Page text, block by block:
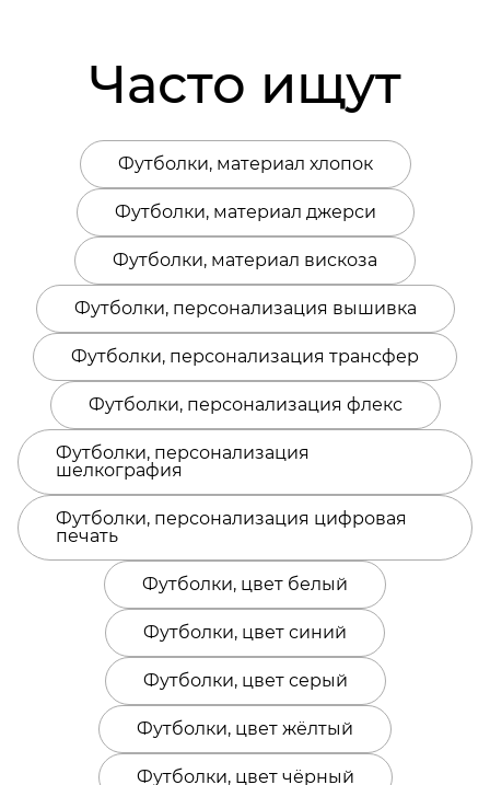
Часто ищут
Футболки, материал хлопок
Футболки, материал джерси
Футболки, материал вискоза
Футболки, персонализация вышивка
Футболки, персонализация трансфер
Футболки, персонализация флекс
Футболки, персонализация
шелкография
Футболки, персонализация цифровая
печать
Футболки, цвет белый
Футболки, цвет синий
Футболки, цвет серый
Футболки, цвет жёлтый
Футболки, цвет чёрный